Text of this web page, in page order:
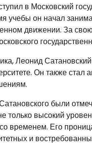
в Московский
учебы он начал
движении. За
Леонид
Он также
были
только высокий
временем. Его
и